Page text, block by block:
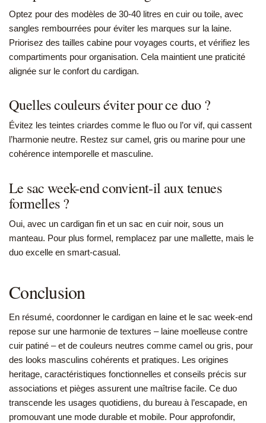
Optez pour des modèles de 30-40 litres en cuir ou toile, avec
sangles rembourrées pour éviter les marques sur la laine.
Priorisez des tailles cabine pour voyages courts, et vérifiez les
compartiments pour organisation. Cela maintient une praticité
alignée sur le confort du cardigan.
Quelles couleurs éviter pour ce duo ?
Évitez les teintes criardes comme le fluo ou l’or vif, qui cassent
l’harmonie neutre. Restez sur camel, gris ou marine pour une
cohérence intemporelle et masculine.
Le sac week-end convient-il aux tenues
formelles ?
Oui, avec un cardigan fin et un sac en cuir noir, sous un
manteau. Pour plus formel, remplacez par une mallette, mais le
duo excelle en smart-casual.
Conclusion
En résumé, coordonner le cardigan en laine et le sac week-end
repose sur une harmonie de textures – laine moelleuse contre
cuir patiné – et de couleurs neutres comme camel ou gris, pour
des looks masculins cohérents et pratiques. Les origines
heritage, caractéristiques fonctionnelles et conseils précis sur
associations et pièges assurent une maîtrise facile. Ce duo
transcende les usages quotidiens, du bureau à l’escapade, en
promouvant une mode durable et mobile. Pour approfondir,